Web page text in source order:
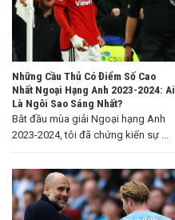
Những Cầu Thủ Có Điểm Số Cao
Nhất Ngoại Hạng Anh 2023-2024: Ai
Là Ngôi Sao Sáng Nhất?
Bắt đầu mùa giải Ngoại hạng Anh
2023-2024, tôi đã chứng kiến sự ...